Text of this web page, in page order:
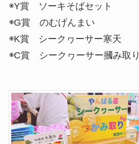
◉Y賞 ソーキそばセット
◉G賞 のむげんまい
◉K賞 シークヮーサー寒天
◉C賞 シークヮーサー摑み取り